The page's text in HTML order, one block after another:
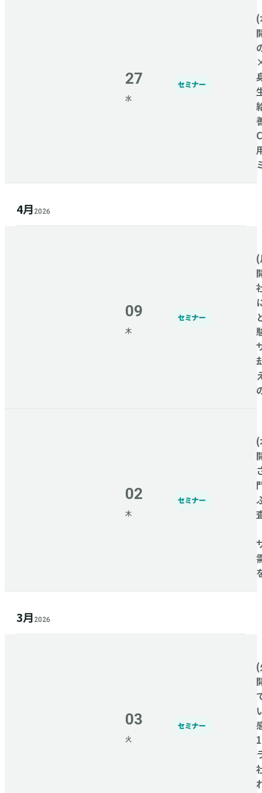
27
水
セミナー
4月 2026
09
木
セミナー
02
木
セミナー
3月 2026
03
火
セミナー